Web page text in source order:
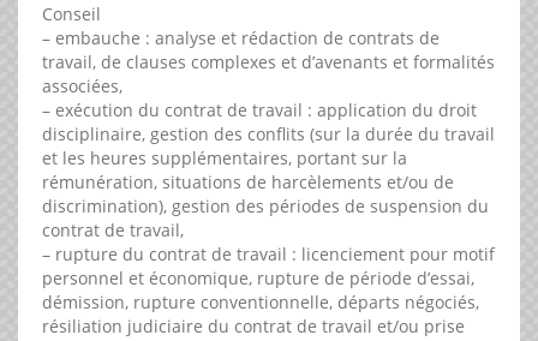
Conseil
– embauche : analyse et rédaction de contrats de
travail, de clauses complexes et d’avenants et formalités
associées,
– exécution du contrat de travail : application du droit
disciplinaire, gestion des conflits (sur la durée du travail
et les heures supplémentaires, portant sur la
rémunération, situations de harcèlements et/ou de
discrimination), gestion des périodes de suspension du
contrat de travail,
– rupture du contrat de travail : licenciement pour motif
personnel et économique, rupture de période d’essai,
démission, rupture conventionnelle, départs négociés,
résiliation judiciaire du contrat de travail et/ou prise